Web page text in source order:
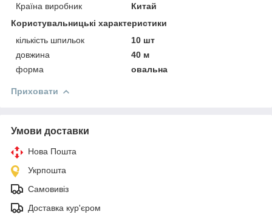
Країна виробник
Китай
Користувальницькі характеристики
кількість шпильок
10 шт
довжина
40 м
форма
овальна
Приховати
Умови доставки
Нова Пошта
Укрпошта
Самовивіз
Доставка кур'єром